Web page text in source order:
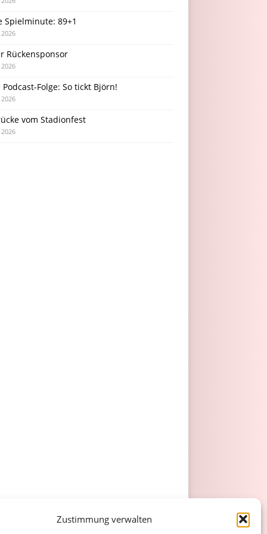
Zustimmung verwalten
Spielminute: 89+1
Rückensponsor
Folge: So tickt Björn!
vom Stadionfest